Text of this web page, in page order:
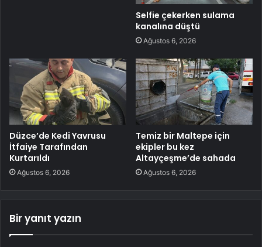
Selfie çekerken sulama
kanalına düştü
Ağustos 6, 2026
Düzce’de Kedi Yavrusu
İtfaiye Tarafından
Kurtarıldı
Ağustos 6, 2026
Temiz bir Maltepe için
ekipler bu kez
Altayçeşme’de sahada
Ağustos 6, 2026
Bir yanıt yazın